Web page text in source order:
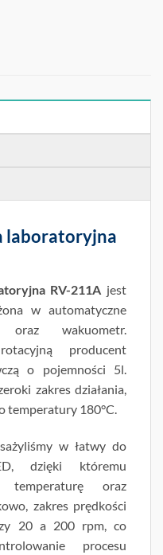
laboratoryjna
RV-211A jest
w automatyczne
oraz wakuometr.
producent
o pojemności 5l.
zakres działania,
temperatury 180°C.
w łatwy do
dzięki któremu
temperaturę oraz
zakres prędkości
20 a 200 rpm, co
procesu